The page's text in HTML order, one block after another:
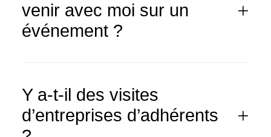
venir avec moi sur un
événement ?
Y a-t-il des visites
d’entreprises d’adhérents